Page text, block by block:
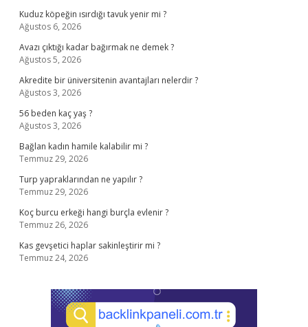
Kuduz köpeğin ısırdığı tavuk yenir mi ?
Ağustos 6, 2026
Avazı çıktığı kadar bağırmak ne demek ?
Ağustos 5, 2026
Akredite bir üniversitenin avantajları nelerdir ?
Ağustos 3, 2026
56 beden kaç yaş ?
Ağustos 3, 2026
Bağlan kadın hamile kalabilir mi ?
Temmuz 29, 2026
Turp yapraklarından ne yapılır ?
Temmuz 29, 2026
Koç burcu erkeği hangi burçla evlenir ?
Temmuz 26, 2026
Kas gevşetici haplar sakinleştirir mi ?
Temmuz 24, 2026